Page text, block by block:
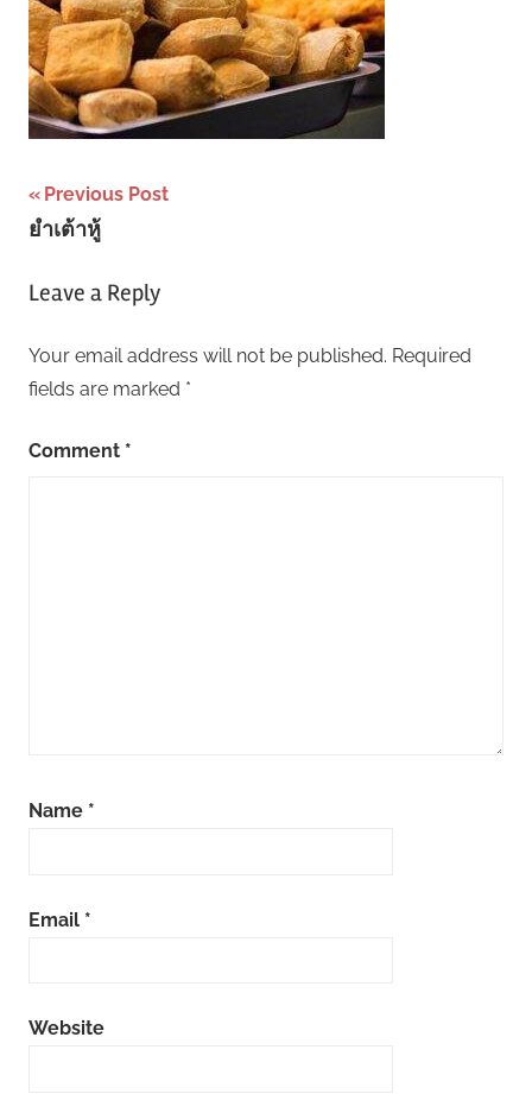
Post
navigation
Previous Post
ยำเต้าหู้
Leave a Reply
Your email address will not be published. Required
fields are marked *
Comment *
Name *
Email *
Website